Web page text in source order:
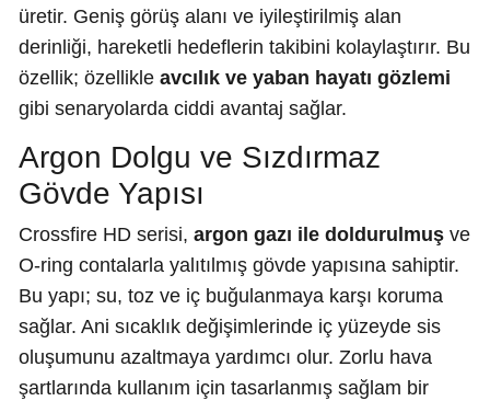
üretir. Geniş görüş alanı ve iyileştirilmiş alan
derinliği, hareketli hedeflerin takibini kolaylaştırır. Bu
özellik; özellikle avcılık ve yaban hayatı gözlemi
gibi senaryolarda ciddi avantaj sağlar.
Argon Dolgu ve Sızdırmaz
Gövde Yapısı
Crossfire HD serisi, argon gazı ile doldurulmuşve
O-ring contalarla yalıtılmış gövde yapısına sahiptir.
Bu yapı; su, toz ve iç buğulanmaya karşı koruma
sağlar. Ani sıcaklık değişimlerinde iç yüzeyde sis
oluşumunu azaltmaya yardımcı olur. Zorlu hava
şartlarında kullanım için tasarlanmış sağlam bir